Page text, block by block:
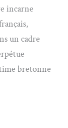
incarne
un cadre
bretonne